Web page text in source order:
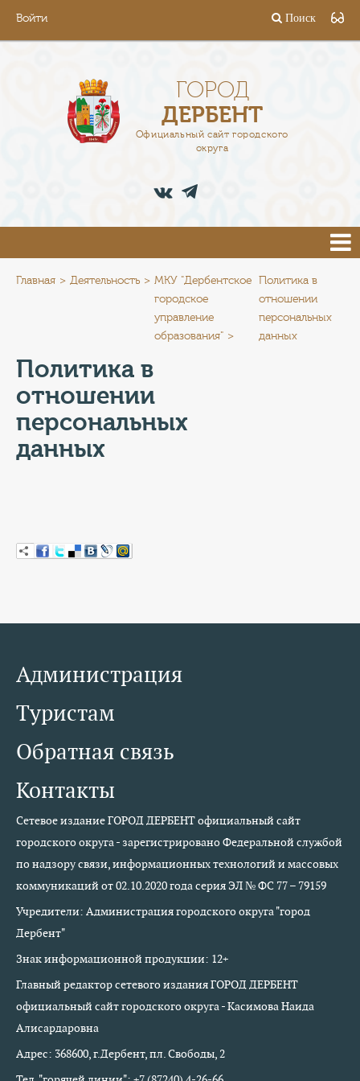
Войти Поиск
ГОРОД
ДЕРБЕНТ
Официальный сайт городского
округа
АДМИНИСТРАЦИЯ
ПРЕСС-ЦЕНТР
КОНТАКТЫ
ТАРИФЫ
ГЕРОИ Z
Главная Деятельность
МКУ "Дербентское
городское
управление
образования"
Политика в
отношении
персональных
данных
Политика в
отношении
персональных
данных
Администрация
Туристам
Обратная связь
Контакты
Сетевое издание ГОРОД ДЕРБЕНТ официальный сайт
городского округа - зарегистрировано Федеральной службой
по надзору связи, информационных технологий и массовых
коммуникаций от 02.10.2020 года серия ЭЛ № ФС 77 – 79159
Учредители: Администрация городского округа "город
Дербент"
Знак информационной продукции: 12+
Главный редактор сетевого издания ГОРОД ДЕРБЕНТ
официальный сайт городского округа - Касимова Наида
Алисардаровна
Адрес: 368600, г.Дербент, пл. Свободы, 2